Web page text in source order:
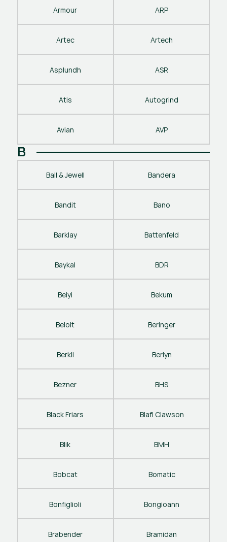
Armour ARP
Artec Artech
Asplundh ASR
Atis Autogrind
Avian AVP
B
Ball & Jewell Bandera
Bandit Bano
Barklay Battenfeld
Baykal BDR
Beiyi Bekum
Beloit Beringer
Berkli Berlyn
Bezner BHS
Black Friars Blafl Clawson
Blik BMH
Bobcat Bomatic
Bonfiglioli Bongioann
Brabender Bramidan